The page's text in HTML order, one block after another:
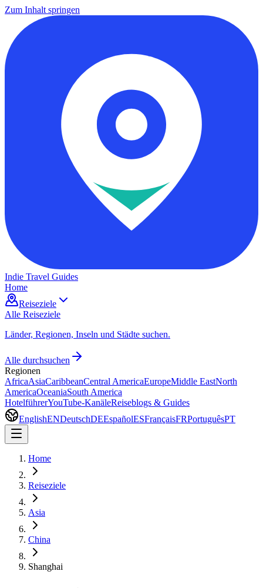
Zum Inhalt springen
Indie Travel Guides
Home
Reiseziele
Alle Reiseziele
Länder, Regionen, Inseln und Städte suchen.
Alle durchsuchen
Regionen
AfricaAsiaCaribbeanCentral AmericaEuropeMiddle EastNorth
AmericaOceaniaSouth America
HotelführerYouTube-KanäleReiseblogs & Guides
EnglishENDeutschDEEspañolESFrançaisFRPortuguêsPT
Home
Reiseziele
Asia
China
Shanghai